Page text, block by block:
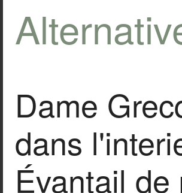
Dame
dans
Évantail